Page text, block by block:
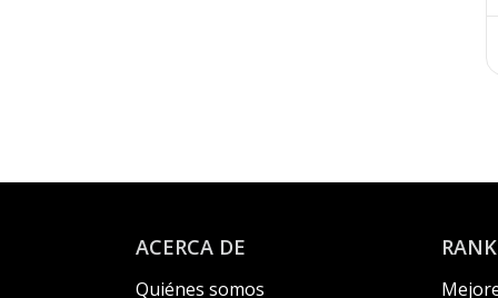
ACERCA DE
Quiénes somos